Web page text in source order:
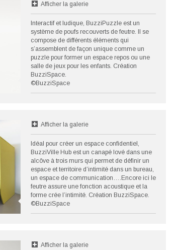
Afficher la galerie
Interactif et ludique, BuzziPuzzle est un
système de poufs recouverts de feutre. Il se
compose de différents éléments qui
s’assemblent de façon unique comme un
puzzle pour former un espace repos ou une
salle de jeux pour les enfants. Création
BuzziSpace.
©BuzziSpace
Afficher la galerie
Idéal pour créer un espace confidentiel,
BuzziVille Hub est un canapé lové dans une
alcôve à trois murs qui permet de définir un
espace et territoire d’intimité dans un bureau,
un espace de communication….Encore ici le
feutre assure une fonction acoustique et la
forme crée l’intimité. Création BuzziSpace.
©BuzziSpace
Afficher la galerie